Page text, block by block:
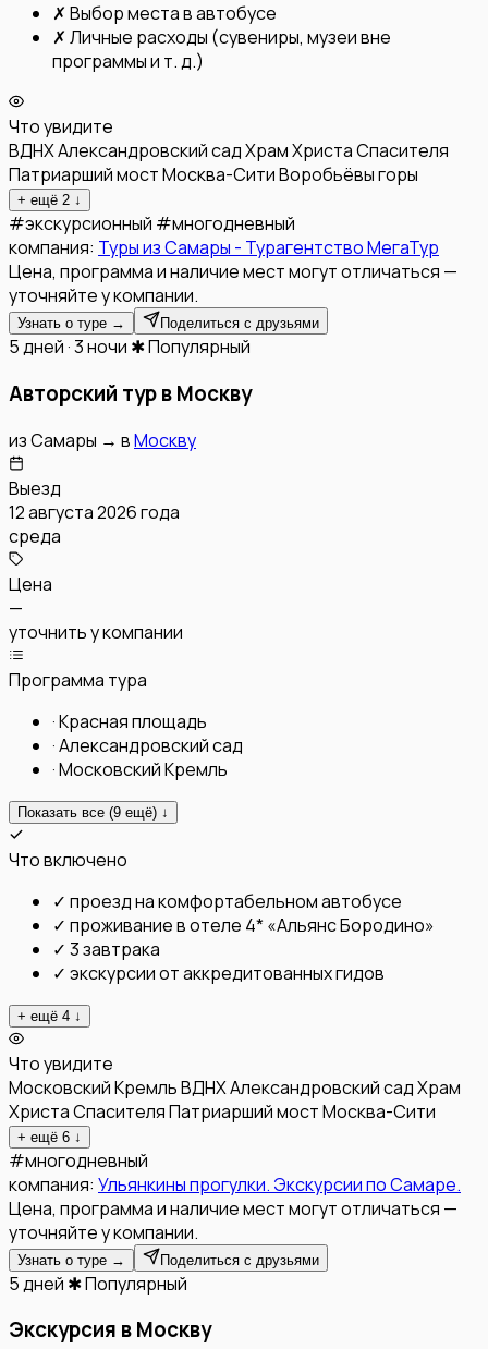
✗ Выбор места в автобусе
✗ Личные расходы (сувениры, музеи вне
программы и т. д.)
Что увидите
ВДНХАлександровский садХрам Христа Спасителя
Патриарший мостМосква-СитиВоробьёвы горы
+ ещё 2 ↓
#экскурсионный #многодневный
компания: Туры из Самары - Турагентство МегаТур
Цена, программа и наличие мест могут отличаться —
уточняйте у компании.
Узнать о туре → Поделиться с друзьями
5 дней · 3 ночи ✱ Популярный
Авторский тур в Москву
изСамары → вМоскву
Выезд
12 августа 2026 года
среда
Цена
—
уточнить у компании
Программа тура
·Красная площадь
·Александровский сад
·Московский Кремль
Показать все (9 ещё) ↓
Что включено
✓ проезд на комфортабельном автобусе
✓ проживание в отеле 4* «Альянс Бородино»
✓ 3 завтрака
✓ экскурсии от аккредитованных гидов
+ ещё 4 ↓
Что увидите
Московский КремльВДНХАлександровский садХрам
Христа СпасителяПатриарший мостМосква-Сити
+ ещё 6 ↓
#многодневный
компания: Ульянкины прогулки. Экскурсии по Самаре.
Цена, программа и наличие мест могут отличаться —
уточняйте у компании.
Узнать о туре → Поделиться с друзьями
5 дней ✱ Популярный
Экскурсия в Москву